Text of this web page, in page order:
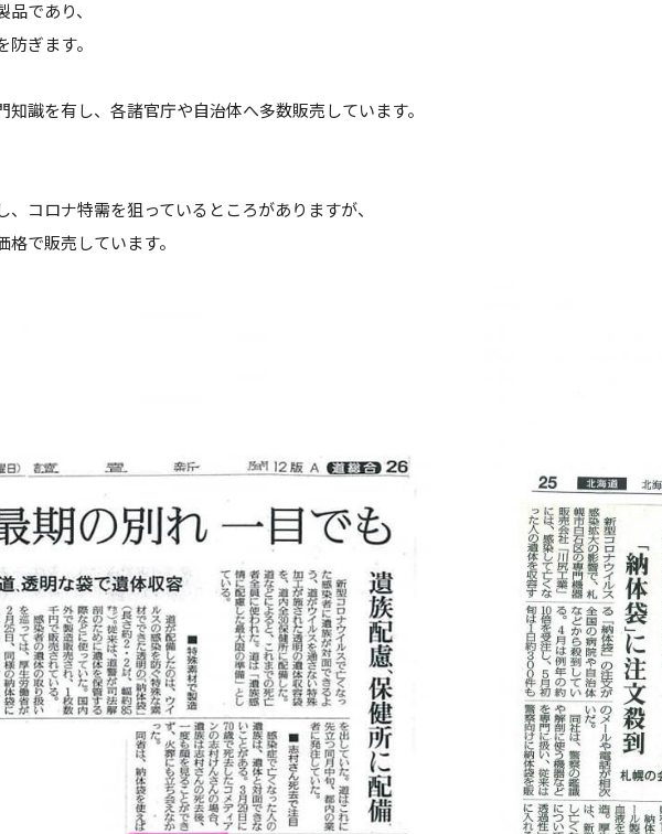
であり、
ぎます。
知識を有し、各諸官庁や自治体へ多数販売しています。
コロナ特需を狙っているところがありますが、
で販売しています。